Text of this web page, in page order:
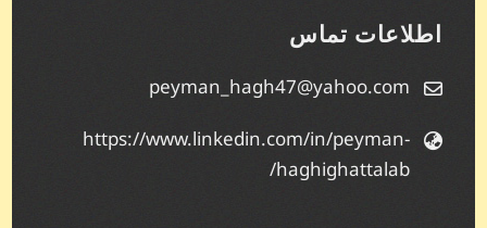
اطلاعات تماس
peyman_hagh47@yahoo.com
https://www.linkedin.com/in/peyman-
haghighattalab/